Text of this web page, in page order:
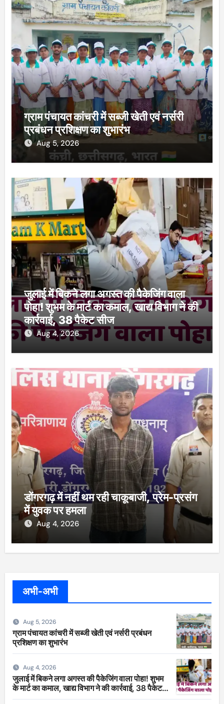
ग्राम पंचायत कांचरी में सब्जी खेती एवं नर्सरी
प्रबंधन प्रशिक्षण का शुभारंभ
Aug 5, 2026
जुलाई में बिकने लगा अगस्त की पैकेजिंग वाला
पोहा! शुभम के मार्ट का कमाल, खाद्य विभाग ने की
कार्रवाई, 38 पैकेट सीज
Aug 4, 2026
डोंगरगढ़ में नहीं थम रही चाकूबाजी, प्रेम-प्रसंग
में युवक पर हमला
Aug 4, 2026
अभी-अभी
Aug 5, 2026
ग्राम पंचायत कांचरी में सब्जी खेती एवं नर्सरी प्रबंधन
प्रशिक्षण का शुभारंभ
Aug 4, 2026
जुलाई में बिकने लगा अगस्त की पैकेजिंग वाला पोहा! शुभम
के मार्ट का कमाल, खाद्य विभाग ने की कार्रवाई, 38 पैकेट
सीज